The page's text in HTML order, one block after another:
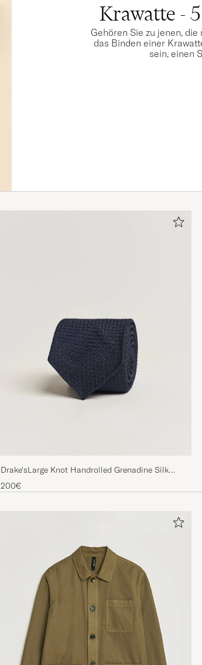
Krawatte -
Gehören Sie zu jenen,
das Binden einer
sein, einen
Drake'sLarge Knot Handrolled Grenadine Silk
TieNavy
200€